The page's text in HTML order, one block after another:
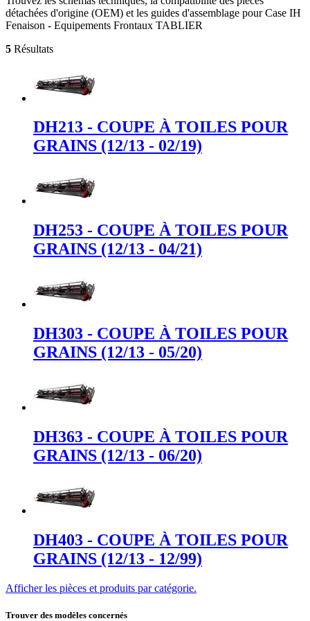
détachées d'origine (OEM) et les guides d'assemblage pour Case IH
Fenaison - Equipements Frontaux TABLIER
5 Résultats
DH213 - COUPE À TOILES POUR
GRAINS (12/13 - 02/19)
DH253 - COUPE À TOILES POUR
GRAINS (12/13 - 04/21)
DH303 - COUPE À TOILES POUR
GRAINS (12/13 - 05/20)
DH363 - COUPE À TOILES POUR
GRAINS (12/13 - 06/20)
DH403 - COUPE À TOILES POUR
GRAINS (12/13 - 12/99)
Afficher les pièces et produits par catégorie.
Trouver des modèles concernés